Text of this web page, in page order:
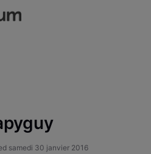
samedi 30 janvier 2016